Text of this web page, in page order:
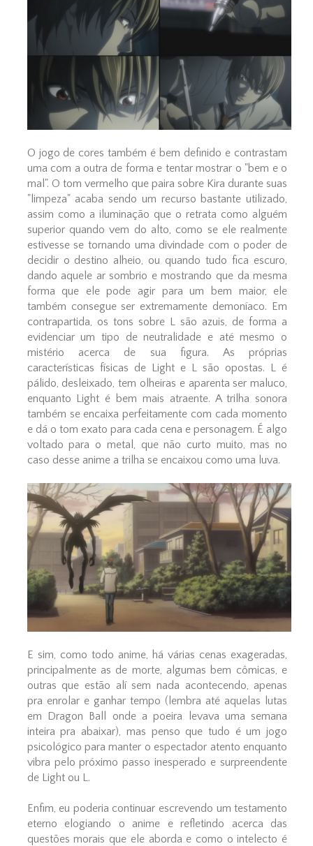
O jogo de cores também é bem definido e contrastam
uma com a outra de forma e tentar mostrar o "bem e o
mal". O tom vermelho que paira sobre Kira durante suas
"limpeza" acaba sendo um recurso bastante utilizado,
assim como a iluminação que o retrata como alguém
superior quando vem do alto, como se ele realmente
estivesse se tornando uma divindade com o poder de
decidir o destino alheio, ou quando tudo fica escuro,
dando aquele ar sombrio e mostrando que da mesma
forma que ele pode agir para um bem maior, ele
também consegue ser extremamente demoníaco. Em
contrapartida, os tons sobre L são azuis, de forma a
evidenciar um tipo de neutralidade e até mesmo o
mistério acerca de sua figura. As próprias
características físicas de Light e L são opostas. L é
pálido, desleixado, tem olheiras e aparenta ser maluco,
enquanto Light é bem mais atraente. A trilha sonora
também se encaixa perfeitamente com cada momento
e dá o tom exato para cada cena e personagem. É algo
voltado para o metal, que não curto muito, mas no
caso desse anime a trilha se encaixou como uma luva.
E sim, como todo anime, há várias cenas exageradas,
principalmente as de morte, algumas bem cômicas, e
outras que estão alí sem nada acontecendo, apenas
pra enrolar e ganhar tempo (lembra até aquelas lutas
em Dragon Ball onde a poeira levava uma semana
inteira pra abaixar), mas penso que tudo é um jogo
psicológico para manter o espectador atento enquanto
vibra pelo próximo passo inesperado e surpreendente
de Light ou L.
Enfim, eu poderia continuar escrevendo um testamento
eterno elogiando o anime e refletindo acerca das
questões morais que ele aborda e como o intelecto é